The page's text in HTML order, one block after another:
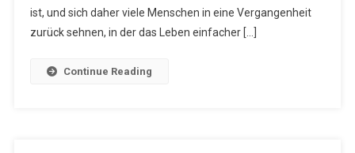
ist, und sich daher viele Menschen in eine Vergangenheit
zurück sehnen, in der das Leben einfacher […]
Continue Reading